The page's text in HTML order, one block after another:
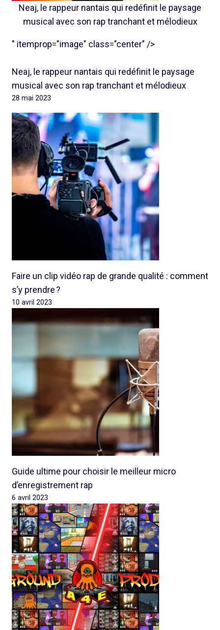
Neaj, le rappeur nantais qui redéfinit le paysage
musical avec son rap tranchant et mélodieux
" itemprop="image" class="center" />
Neaj, le rappeur nantais qui redéfinit le paysage
musical avec son rap tranchant et mélodieux
28 mai 2023
Faire un clip vidéo rap de grande qualité : comment
s’y prendre ?
10 avril 2023
Guide ultime pour choisir le meilleur micro
d’enregistrement rap
6 avril 2023